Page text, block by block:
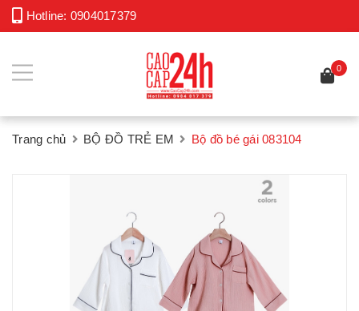
Hotline: 0904017379
0
Trang chủ BỘ ĐỒ TRẺ EM Bộ đồ bé gái 083104